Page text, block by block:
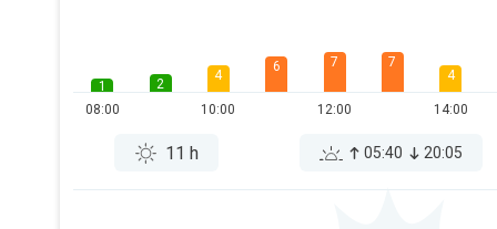
1
08:00
2
4
10:00
6 7
12:00
7
4
14:00
11 h 05:40 20:05